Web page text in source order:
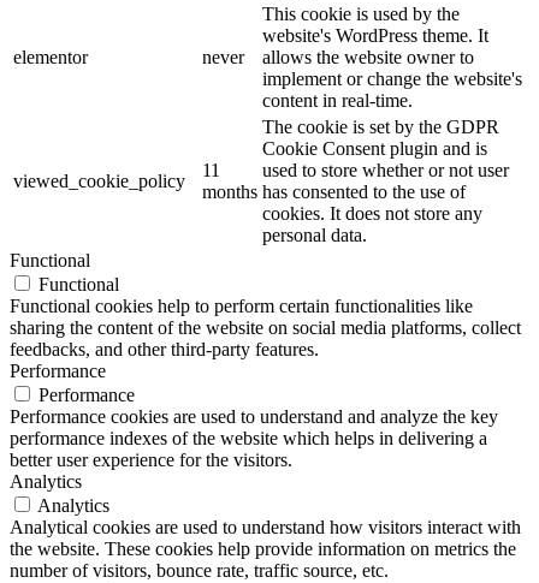
elementor never
This cookie is used by the
website's WordPress theme. It
allows the website owner to
implement or change the website's
content in real-time.
viewed_cookie_policy
11
months
The cookie is set by the GDPR
Cookie Consent plugin and is
used to store whether or not user
has consented to the use of
cookies. It does not store any
personal data.
Functional
Functional
Functional cookies help to perform certain functionalities like
sharing the content of the website on social media platforms, collect
feedbacks, and other third-party features.
Performance
Performance
Performance cookies are used to understand and analyze the key
performance indexes of the website which helps in delivering a
better user experience for the visitors.
Analytics
Analytics
Analytical cookies are used to understand how visitors interact with
the website. These cookies help provide information on metrics the
number of visitors, bounce rate, traffic source, etc.